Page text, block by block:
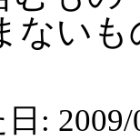
ない
: